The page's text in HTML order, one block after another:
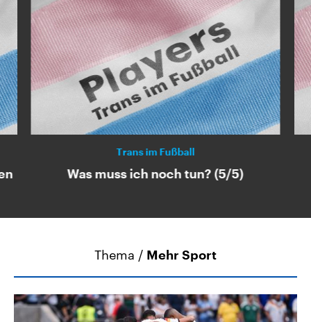
Trans im Fußball
Was muss ich noch tun? (5/5)
Thema / Mehr Sport